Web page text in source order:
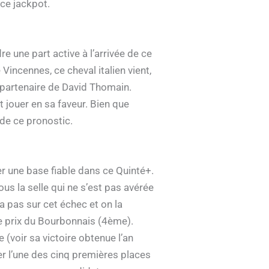
jackpot.
une part active à l’arrivée de ce
ce cheval italien vient,
de David Thomain.
en sa faveur. Bien que
ce pronostic.
base fiable dans ce Quinté+.
la selle qui ne s’est pas avérée
pas sur cet échec et on la
prix du Bourbonnais (4ème).
sa victoire obtenue l’an
l’une des cinq premières places